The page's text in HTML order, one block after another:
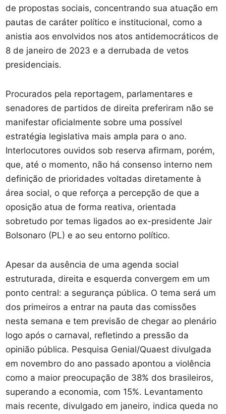
de propostas sociais, concentrando sua atuação em
pautas de caráter político e institucional, como a
anistia aos envolvidos nos atos antidemocráticos de
8 de janeiro de 2023 e a derrubada de vetos
presidenciais.
Procurados pela reportagem, parlamentares e
senadores de partidos de direita preferiram não se
manifestar oficialmente sobre uma possível
estratégia legislativa mais ampla para o ano.
Interlocutores ouvidos sob reserva afirmam, porém,
que, até o momento, não há consenso interno nem
definição de prioridades voltadas diretamente à
área social, o que reforça a percepção de que a
oposição atua de forma reativa, orientada
sobretudo por temas ligados ao ex-presidente Jair
Bolsonaro (PL) e ao seu entorno político.
Apesar da ausência de uma agenda social
estruturada, direita e esquerda convergem em um
ponto central: a segurança pública. O tema será um
dos primeiros a entrar na pauta das comissões
nesta semana e tem previsão de chegar ao plenário
logo após o carnaval, refletindo a pressão da
opinião pública. Pesquisa Genial/Quaest divulgada
em novembro do ano passado apontou a violência
como a maior preocupação de 38% dos brasileiros,
superando a economia, com 15%. Levantamento
mais recente, divulgado em janeiro, indica queda no